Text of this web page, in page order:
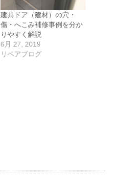
建具ドア（建材）の穴・
傷・へこみ補修事例を分か
りやすく解説
6月 27, 2019
リペアブログ